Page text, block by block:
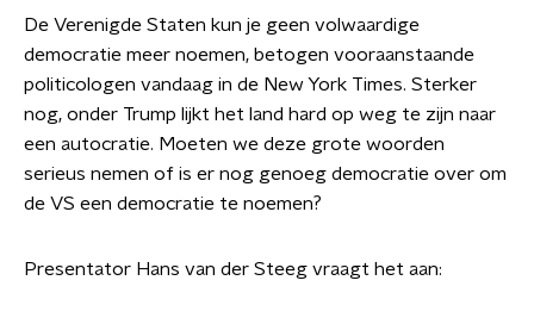
De Verenigde Staten kun je geen volwaardige
democratie meer noemen, betogen vooraanstaande
politicologen vandaag in de New York Times. Sterker
nog, onder Trump lijkt het land hard op weg te zijn naar
een autocratie. Moeten we deze grote woorden
serieus nemen of is er nog genoeg democratie over om
de VS een democratie te noemen?
Presentator Hans van der Steeg vraagt het aan: